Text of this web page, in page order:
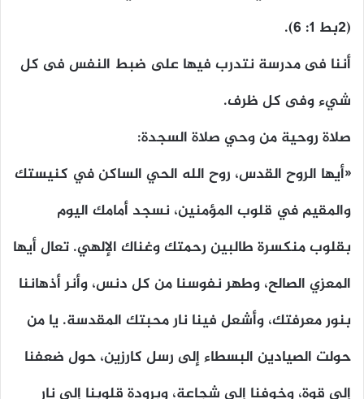
(٢بط ١: ٦).
أننا فى مدرسة نتدرب فيها على ضبط النفس فى كل
شيء وفى كل ظرف.
صلاة روحية من وحي صلاة السجدة:
«أيها الروح القدس، روح الله الحي الساكن في كنيستك
والمقيم في قلوب المؤمنين، نسجد أمامك اليوم
بقلوب منكسرة طالبين رحمتك وغناك الإلهي. تعال أيها
المعزي الصالح، وطهر نفوسنا من كل دنس، وأنر أذهاننا
بنور معرفتك، وأشعل فينا نار محبتك المقدسة. يا من
حولت الصيادين البسطاء إلى رسل كارزين، حول ضعفنا
إلى قوة، وخوفنا إلى شجاعة، وبرودة قلوبنا إلى نار